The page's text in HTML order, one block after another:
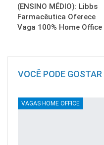
(ENSINO MÉDIO): Libbs
Farmacêutica Oferece
Vaga 100% Home Office
VOCÊ PODE
VAGAS HOME OFFICE